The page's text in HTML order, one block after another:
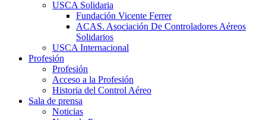
USCA Solidaria
Fundación Vicente Ferrer
ACAS. Asociación De Controladores Aéreos
Solidarios
USCA Internacional
Profesión
Profesión
Acceso a la Profesión
Historia del Control Aéreo
Sala de prensa
Noticias